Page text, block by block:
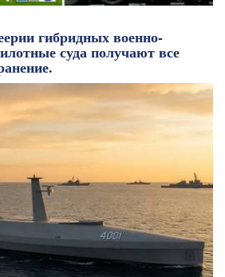
гибридных военно-
суда получают все